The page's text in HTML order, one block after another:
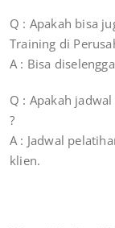
Q : Apakah bisa
Training di
A : Bisa
Q : Apakah
?
A : Jadwal
klien.